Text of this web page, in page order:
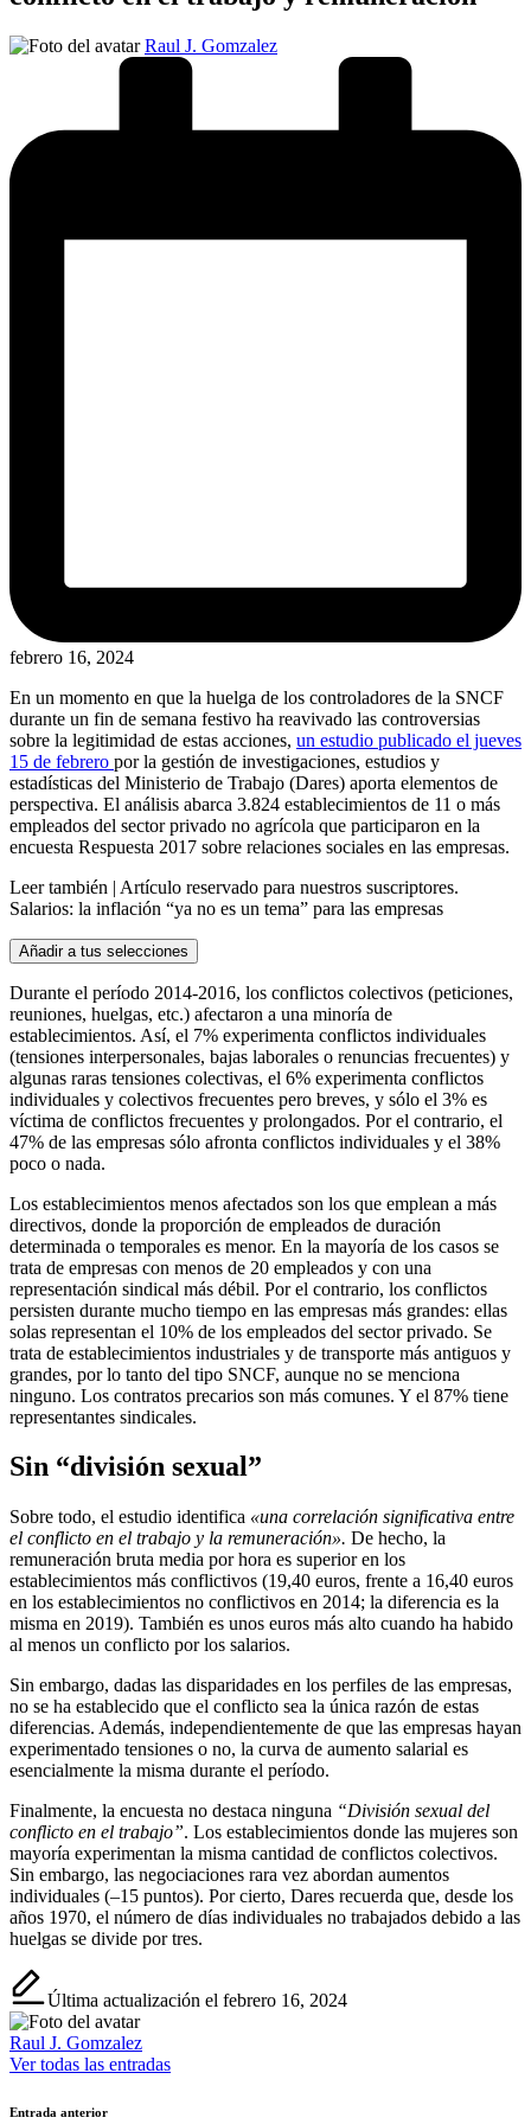
Publicado
Raul J. Gomzalez
febrero 16, 2024
En un momento en que la huelga de los controladores de la SNCF
durante un fin de semana festivo ha reavivado las controversias
sobre la legitimidad de estas acciones, un estudio publicado el jueves
15 de febrero por la gestión de investigaciones, estudios y
estadísticas del Ministerio de Trabajo (Dares) aporta elementos de
perspectiva. El análisis abarca 3.824 establecimientos de 11 o más
empleados del sector privado no agrícola que participaron en la
encuesta Respuesta 2017 sobre relaciones sociales en las empresas.
Leer también | Artículo reservado para nuestros suscriptores.
Salarios: la inflación “ya no es un tema” para las empresas
Añadir a tus selecciones
Durante el período 2014-2016, los conflictos colectivos (peticiones,
reuniones, huelgas, etc.) afectaron a una minoría de
establecimientos. Así, el 7% experimenta conflictos individuales
(tensiones interpersonales, bajas laborales o renuncias frecuentes) y
algunas raras tensiones colectivas, el 6% experimenta conflictos
individuales y colectivos frecuentes pero breves, y sólo el 3% es
víctima de conflictos frecuentes y prolongados. Por el contrario, el
47% de las empresas sólo afronta conflictos individuales y el 38%
poco o nada.
Los establecimientos menos afectados son los que emplean a más
directivos, donde la proporción de empleados de duración
determinada o temporales es menor. En la mayoría de los casos se
trata de empresas con menos de 20 empleados y con una
representación sindical más débil. Por el contrario, los conflictos
persisten durante mucho tiempo en las empresas más grandes: ellas
solas representan el 10% de los empleados del sector privado. Se
trata de establecimientos industriales y de transporte más antiguos y
grandes, por lo tanto del tipo SNCF, aunque no se menciona
ninguno. Los contratos precarios son más comunes. Y el 87% tiene
representantes sindicales.
Sin “división sexual”
Sobre todo, el estudio identifica «una correlación significativa entre
el conflicto en el trabajo y la remuneración». De hecho, la
remuneración bruta media por hora es superior en los
establecimientos más conflictivos (19,40 euros, frente a 16,40 euros
en los establecimientos no conflictivos en 2014; la diferencia es la
misma en 2019). También es unos euros más alto cuando ha habido
al menos un conflicto por los salarios.
Sin embargo, dadas las disparidades en los perfiles de las empresas,
no se ha establecido que el conflicto sea la única razón de estas
diferencias. Además, independientemente de que las empresas hayan
experimentado tensiones o no, la curva de aumento salarial es
esencialmente la misma durante el período.
Finalmente, la encuesta no destaca ninguna “División sexual del
conflicto en el trabajo”. Los establecimientos donde las mujeres son
mayoría experimentan la misma cantidad de conflictos colectivos.
Sin embargo, las negociaciones rara vez abordan aumentos
individuales (–15 puntos). Por cierto, Dares recuerda que, desde los
años 1970, el número de días individuales no trabajados debido a las
huelgas se divide por tres.
Última actualización el febrero 16, 2024
Raul J. Gomzalez
Ver todas las entradas
Entrada anterior